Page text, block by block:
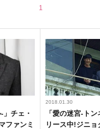
1
」チェ・
ファンミ
2018.01.30
「愛の迷宮‐ト
リース中!ジニ